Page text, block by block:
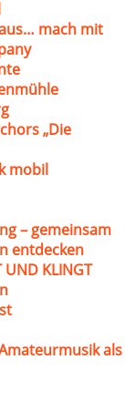
mach mit
„Die
mobil
– gemeinsam
entdecken
UND KLINGT
als